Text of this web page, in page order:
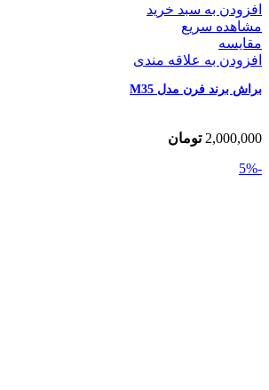
افزودن به سبد خرید
مشاهده سریع
مقایسه
افزودن به علاقه مندی
براش برند فرن مدل M35
2,000,000 تومان
-5%